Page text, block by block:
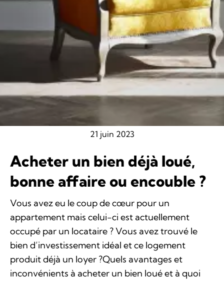
21 juin 2023
Acheter un bien déjà loué,
bonne affaire ou encouble ?
Vous avez eu le coup de cœur pour un
appartement mais celui-ci est actuellement
occupé par un locataire ? Vous avez trouvé le
bien d’investissement idéal et ce logement
produit déjà un loyer ?Quels avantages et
inconvénients à acheter un bien loué et à quoi